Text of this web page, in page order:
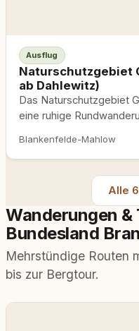
Ausflug
Naturschutzgebiet
ab Dahlewitz)
Das Naturschutzgebiet
eine ruhige
Waldbereich, die vom
Blankenfelde-Mahlow
Alle
Wanderungen &
Bundesland
Mehrstündige Routen
bis zur Bergtour.